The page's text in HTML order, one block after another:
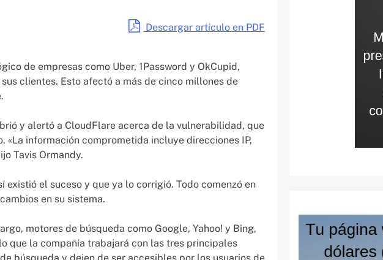
Descargar artículo en PDF
de empresas como Uber, 1Password y OkCupid,
clientes. Esto afectó a más de cinco millones de
y alertó a CloudFlare acerca de la vulnerabilidad, que
información comprometida incluye direcciones IP,
Tavis Ormandy.
el suceso y que ya lo corrigió. Todo comenzó en
en su sistema.
motores de búsqueda como Google, Yahoo! y Bing,
que la compañía trabajará con las tres principales